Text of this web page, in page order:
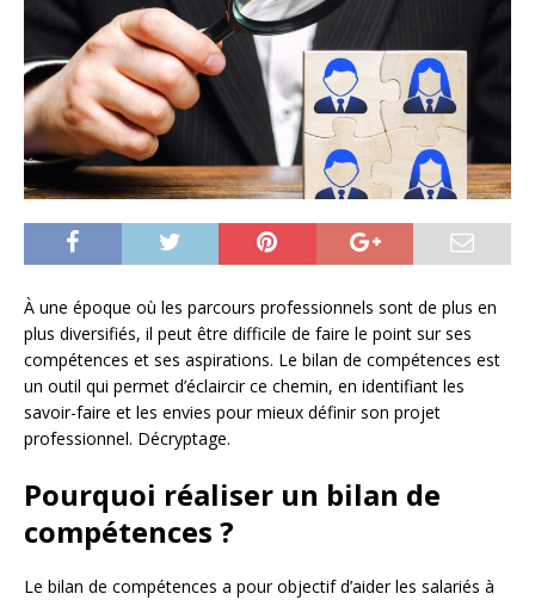
À une époque où les parcours professionnels sont de plus en
plus diversifiés, il peut être difficile de faire le point sur ses
compétences et ses aspirations. Le bilan de compétences est
un outil qui permet d’éclaircir ce chemin, en identifiant les
savoir-faire et les envies pour mieux définir son projet
professionnel. Décryptage.
Pourquoi réaliser un bilan de
compétences ?
Le bilan de compétences a pour objectif d’aider les salariés à